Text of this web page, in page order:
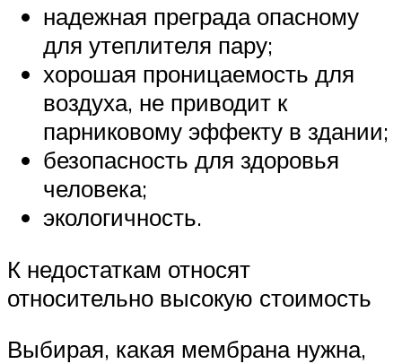
надежная преграда опасному
для утеплителя пару;
хорошая проницаемость для
воздуха, не приводит к
парниковому эффекту в здании;
безопасность для здоровья
человека;
экологичность.
К недостаткам относят
относительно высокую стоимость
Выбирая, какая мембрана нужна,